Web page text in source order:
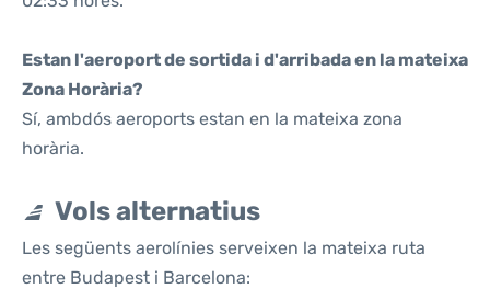
Estan l'aeroport de sortida i d'arribada en la mateixa
Zona Horària?
Sí, ambdós aeroports estan en la mateixa zona
horària.
Vols alternatius
Les següents aerolínies serveixen la mateixa ruta
entre Budapest i Barcelona: